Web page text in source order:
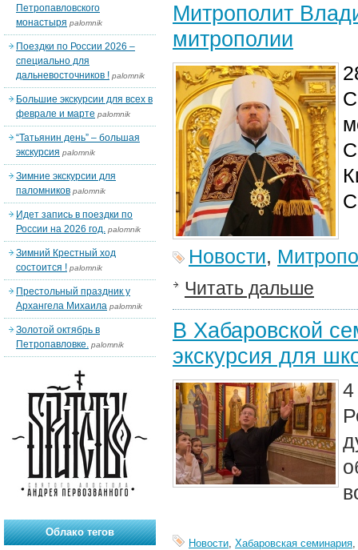
Митрополит
митрополии
Новости,
Читать дальше
В Хабаровской
экскурсия для
Новости, Хабаровская семинария,
Петропавловского
монастыря palomnik
Поездки по России 2026 –
специально для
дальневосточников ! palomnik
Большие экскурсии для всех в
феврале и марте palomnik
“Татьянин день” – большая
экскурсия palomnik
Зимние экскурсии для
паломников palomnik
Идет запись в поездки по
России на 2026 год. palomnik
Зимний Крестный ход
состоится ! palomnik
Престольный праздник у
Архангела Михаила palomnik
Золотой октябрь в
Петропавловке. palomnik
Облако тегов